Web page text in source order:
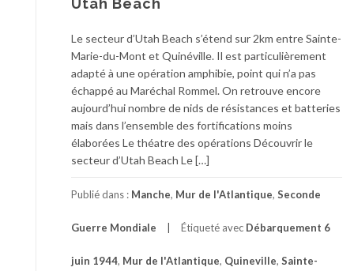
Utah Beach
Le secteur d’Utah Beach s’étend sur 2km entre Sainte-
Marie-du-Mont et Quinéville. Il est particulièrement
adapté à une opération amphibie, point qui n’a pas
échappé au Maréchal Rommel. On retrouve encore
aujourd’hui nombre de nids de résistances et batteries
mais dans l’ensemble des fortifications moins
élaborées Le théatre des opérations Découvrir le
secteur d’Utah Beach Le […]
Publié dans : Manche, Mur de l'Atlantique, Seconde
Guerre Mondiale Étiqueté avec Débarquement 6
juin 1944, Mur de l'Atlantique, Quineville, Sainte-